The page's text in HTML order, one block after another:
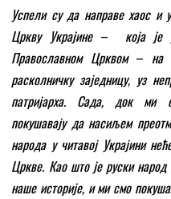
Успели су да направе хаос и
Цркву Украјине – која је
Православном Црквом – на
расколничку заједницу, уз
патријарха. Сада, док ми
покушавају да насиљем
народа у читавој Украјини
Цркве. Као што је руски
наше историје, и ми смо